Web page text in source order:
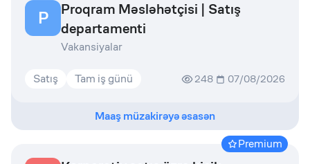
P
Proqram Məsləhətçisi | Satış
departamenti
Vakansiyalar
Satış Tam iş günü 248 07/08/2026
Maaş müzakirəyə əsasən
Premium